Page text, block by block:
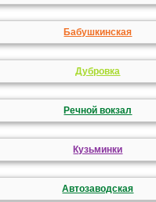
Бабушкинская
Дубровка
Речной вокзал
Кузьминки
Автозаводская